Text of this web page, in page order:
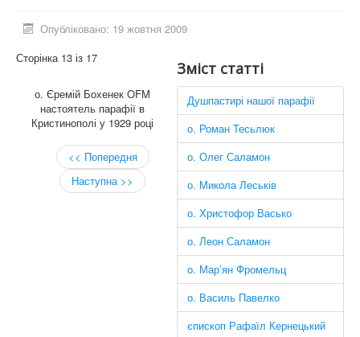
Опубліковано: 19 жовтня 2009
Зміст статті
Душпастирі нашої парафії
о. Роман Тесьлюк
о. Олег Саламон
о. Микола Леськів
о. Христофор Васько
о. Леон Саламон
о. Мар’ян Фромельц
о. Василь Павелко
єпископ Рафаїл Кернецький
Сторінка 13 із 17
о. Єремій Бохенек OFM
настоятель парафії в
Кристинополі у 1929 році
<< Попередня
Наступна >>